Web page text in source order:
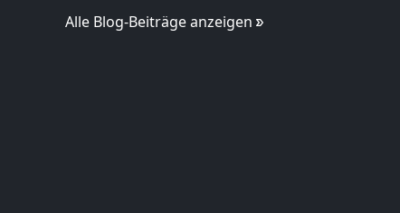
Alle Blog-Beiträge anzeigen